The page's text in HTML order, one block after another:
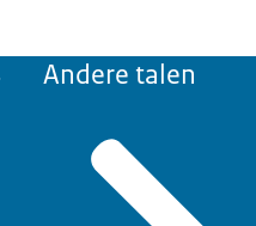
Andere talen